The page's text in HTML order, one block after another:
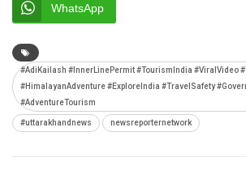
WhatsApp
#AdiKailash #InnerLinePermit #TourismIndia #ViralVideo
#HimalayanAdventure #ExploreIndia #TravelSafety
#AdventureTourism
#uttarakhandnews newsreporternetwork